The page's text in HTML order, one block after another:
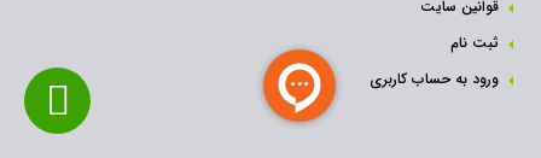
قوانین سایت
ثبت نام‌
ورود به حساب کاربری